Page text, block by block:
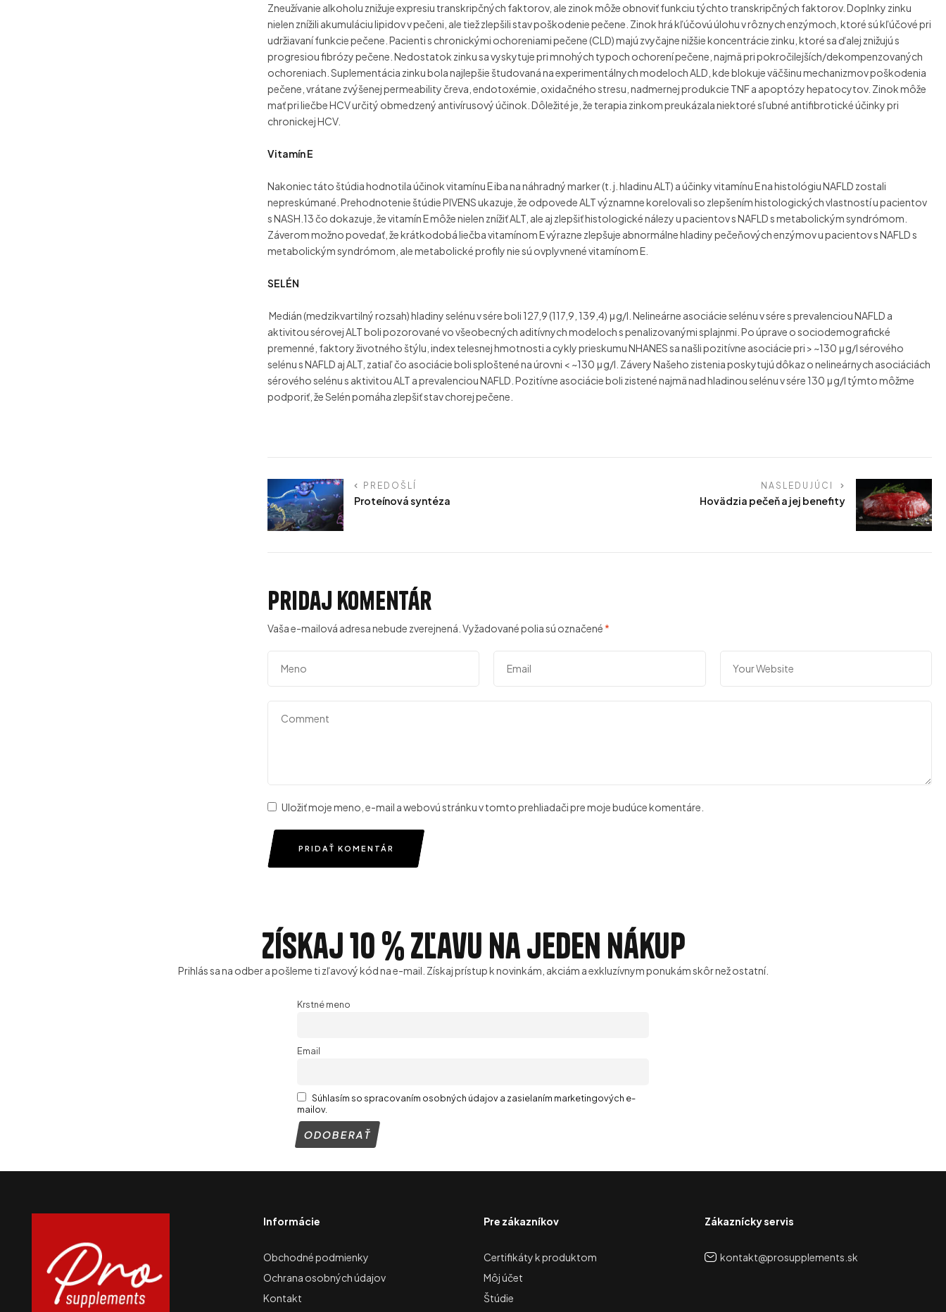
Zneužívanie alkoholu znižuje expresiu transkripčných faktorov, ale zinok môže obnoviť funkciu týchto transkripčných faktorov. Doplnky zinku
nielen znížili akumuláciu lipidov v pečeni, ale tiež zlepšili stav poškodenie pečene. Zinok hrá kľúčovú úlohu v rôznych enzýmoch, ktoré sú kľúčové pri
udržiavaní funkcie pečene. Pacienti s chronickými ochoreniami pečene (CLD) majú zvyčajne nižšie koncentrácie zinku, ktoré sa ďalej znižujú s
progresiou fibrózy pečene. Nedostatok zinku sa vyskytuje pri mnohých typoch ochorení pečene, najmä pri pokročilejších/dekompenzovaných
ochoreniach. Suplementácia zinku bola najlepšie študovaná na experimentálnych modeloch ALD, kde blokuje väčšinu mechanizmov poškodenia
pečene, vrátane zvýšenej permeability čreva, endotoxémie, oxidačného stresu, nadmernej produkcie TNF a apoptózy hepatocytov. Zinok môže
mať pri liečbe HCV určitý obmedzený antivírusový účinok. Dôležité je, že terapia zinkom preukázala niektoré sľubné antifibrotické účinky pri
chronickej HCV.
Vitamín E
Nakoniec táto štúdia hodnotila účinok vitamínu E iba na náhradný marker (t. j. hladinu ALT) a účinky vitamínu E na histológiu NAFLD zostali
nepreskúmané. Prehodnotenie štúdie PIVENS ukazuje, že odpovede ALT významne korelovali so zlepšením histologických vlastností u pacientov
s NASH.13 čo dokazuje, že vitamín E môže nielen znížiť ALT, ale aj zlepšiť histologické nálezy u pacientov s NAFLD s metabolickým syndrómom.
Záverom možno povedať, že krátkodobá liečba vitamínom E výrazne zlepšuje abnormálne hladiny pečeňových enzýmov u pacientov s NAFLD s
metabolickým syndrómom, ale metabolické profily nie sú ovplyvnené vitamínom E.
SELÉN
Medián (medzikvartilný rozsah) hladiny selénu v sére boli 127,9 (117,9, 139,4) μg/l. Nelineárne asociácie selénu v sére s prevalenciou NAFLD a
aktivitou sérovej ALT boli pozorované vo všeobecných aditívnych modeloch s penalizovanými splajnmi. Po úprave o sociodemografické
premenné, faktory životného štýlu, index telesnej hmotnosti a cykly prieskumu NHANES sa našli pozitívne asociácie pri > ~130 μg/l sérového
selénu s NAFLD aj ALT, zatiaľ čo asociácie boli sploštené na úrovni < ~130 μg/l. Závery Našeho zistenia poskytujú dôkaz o nelineárnych asociáciách
sérového selénu s aktivitou ALT a prevalenciou NAFLD. Pozitívne asociácie boli zistené najmä nad hladinou selénu v sére 130 μg/l týmto môžme
podporiť, že Selén pomáha zlepšiť stav chorej pečene.
PREDOŠLÍ
Proteínová syntéza
NASLEDUJÚCI
Hovädzia pečeň a jej benefity
Pridaj komentár
Vaša e-mailová adresa nebude zverejnená. Vyžadované polia sú označené *
Uložiť moje meno, e-mail a webovú stránku v tomto prehliadači pre moje budúce komentáre.
PRIDAŤ KOMENTÁR
Získaj 10 % zľavu na jeden nákup
Prihlás sa na odber a pošleme ti zľavový kód na e-mail. Získaj prístup k novinkám, akciám a exkluzívnym ponukám skôr než ostatní.
Krstné meno
Email
Súhlasím so spracovaním osobných údajov a zasielaním marketingových e-
mailov.
Informácie
Obchodné podmienky
Ochrana osobných údajov
Kontakt
Pre zákazníkov
Certifikáty k produktom
Môj účet
Štúdie
Zákaznícky servis
kontakt@prosupplements.sk